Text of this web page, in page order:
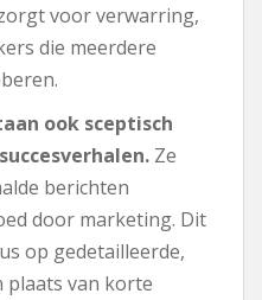
voor verwarring,
die meerdere
​​ook sceptisch
Ze
berichten
door marketing. Dit
op gedetailleerde,
plaats van korte